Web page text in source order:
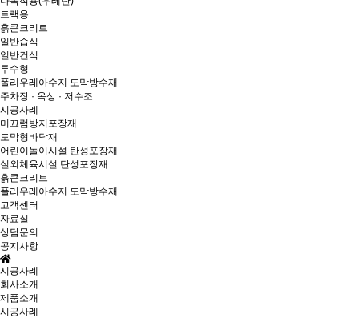
트랙용
흙콘크리트
일반습식
일반건식
투수형
폴리우레아수지 도막방수재
주차장 · 옥상 · 저수조
시공사례
미끄럼방지포장재
도막형바닥재
어린이놀이시설 탄성포장재
실외체육시설 탄성포장재
흙콘크리트
폴리우레아수지 도막방수재
고객센터
자료실
상담문의
공지사항
시공사례
회사소개
제품소개
시공사례